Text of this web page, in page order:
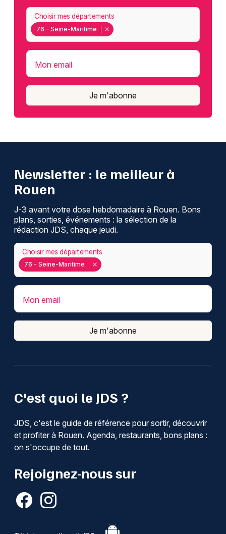
76 - Seine-Maritime
Choisir mes départements
Mon email
Je m'abonne
C'est quoi le JDS ?
JDS, c'est le guide de référence pour sortir, découvrir
et profiter à Rouen. Agenda, restaurants, bons plans :
on s'occupe de tout.
Rejoignez-nous sur
Newsletter : le meilleur à
Rouen
J-3 avant votre dose hebdomadaire à Rouen. Bons
plans, sorties, événements : la sélection de la
rédaction JDS, chaque jeudi.
76 - Seine-Maritime
Choisir mes départements
Mon email
Je m'abonne